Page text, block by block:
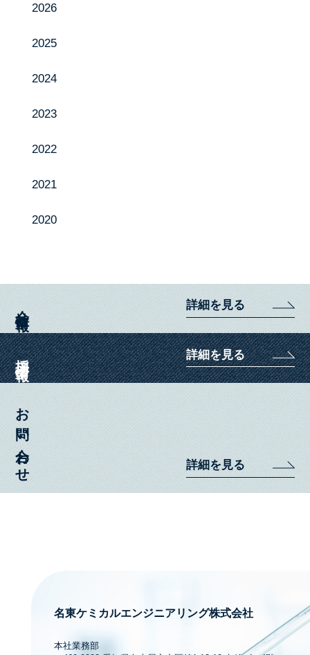
事業内容
製品紹介
投げ込み肥料特集ページ
お知らせ
2026
2025
2024
2023
2022
2021
2020
詳細を見る
採用情報 詳細を見る
お問い合わせ 詳細を見る
名東ケミカルエンジニアリング株式会社
本社業務部